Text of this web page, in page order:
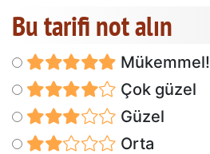
Bu tarifi not alın
Mükemmel!
Çok güzel
Güzel
Orta